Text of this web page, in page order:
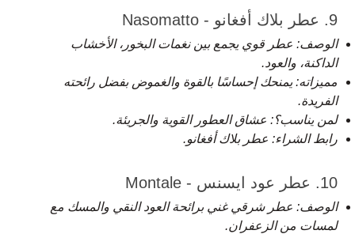
9. عطر بلاك أفغانو - Nasomatto
الوصف: عطر قوي يجمع بين نغمات البخور، الأخشاب
الداكنة، والعود.
مميزاته: يمنحك إحساسًا بالقوة والغموض بفضل رائحته
الفريدة.
لمن يناسب؟: عشاق العطور القوية والجريئة.
رابط الشراء: عطر بلاك أفغانو.
10. عطر عود ايسنس - Montale
الوصف: عطر شرقي غني برائحة العود النقي والمسك مع
لمسات من الزعفران.